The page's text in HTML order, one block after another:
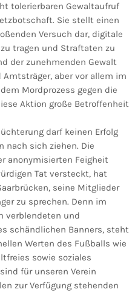
tolerierbaren Gewaltaufruf
Sie stellt einen
Versuch dar, digitale
tragen und Straftaten zu
der zunehmenden Gewalt
aber vor allem im
Mordprozess gegen die
Aktion große Betroffenheit
darf keinen Erfolg
nach sich ziehen. Die
anonymisierten Feigheit
Tat versteckt, hat
seine Mitglieder
zu sprechen. Denn im
verblendeten und
schändlichen Banners, steht
Werten des Fußballs wie
sowie soziales
für unseren Verein
zur Verfügung stehenden